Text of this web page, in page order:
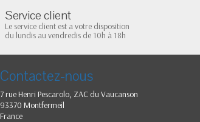
Service client
Le service client est a votre disposition
du lundis au vendredis de 10h à 18h
Contactez-nous
7 rue Henri Pescarolo, ZAC du Vaucanson
93370 Montfermeil
France